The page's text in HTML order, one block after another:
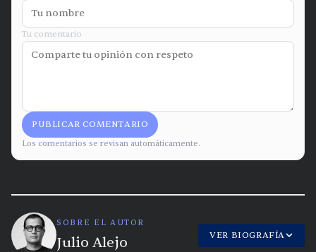
Tu comentario
PUBLICAR COMENTARIO
Los comentarios se revisan automáticamente.
SOBRE EL AUTOR
Julio Alejo VER BIOGRAFÍA